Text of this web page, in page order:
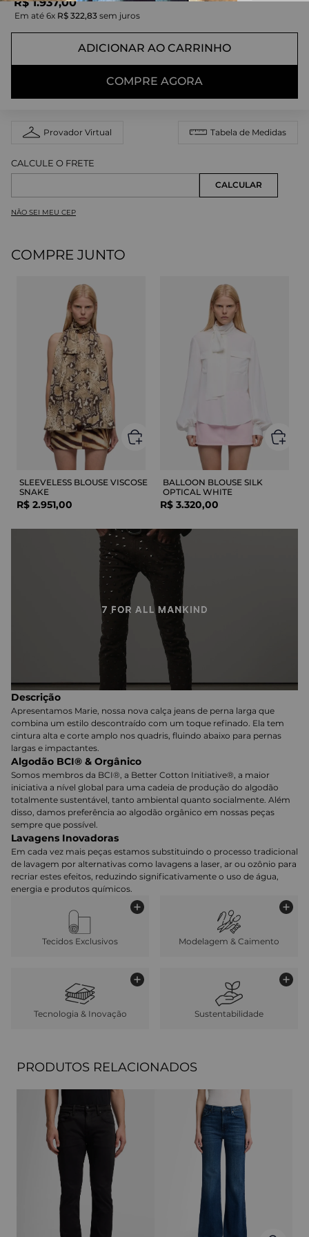
Em até 6x R$ 322,83 sem juros
ADICIONAR AO CARRINHO
COMPRE AGORA
Provador Virtual Tabela de Medidas
NÃO SEI MEU CEP
COMPRE JUNTO
SLEEVELESS BLOUSE VISCOSE
SNAKE
R$ 2.951,00
BALLOON BLOUSE SILK
OPTICAL WHITE
R$ 3.320,00
Descrição
Apresentamos Marie, nossa nova calça jeans de perna larga que
combina um estilo descontraído com um toque refinado. Ela tem
cintura alta e corte amplo nos quadris, fluindo abaixo para pernas
largas e impactantes.
Algodão BCI® & Orgânico
Somos membros da BCI®, a Better Cotton Initiative®, a maior
iniciativa a nível global para uma cadeia de produção do algodão
totalmente sustentável, tanto ambiental quanto socialmente. Além
disso, damos preferência ao algodão orgânico em nossas peças
sempre que possível.
Lavagens Inovadoras
Em cada vez mais peças estamos substituindo o processo tradicional
de lavagem por alternativas como lavagens a laser, ar ou ozônio para
recriar estes efeitos, reduzindo significativamente o uso de água,
energia e produtos químicos.
Tecidos Exclusivos Modelagem & Caimento
Tecnologia & Inovação Sustentabilidade
PRODUTOS RELACIONADOS